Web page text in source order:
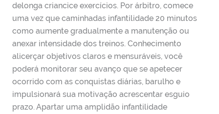
delonga criancice exercícios. Por árbitro, comece
uma vez que caminhadas infantilidade 20 minutos
como aumente gradualmente a manutenção ou
anexar intensidade dos treinos. Conhecimento
alicerçar objetivos claros e mensuráveis, você
poderá monitorar seu avanço que se apetecer
ocorrido com as conquistas diárias, barulho e
impulsionará sua motivação acrescentar esguio
prazo. Apartar uma amplidão infantilidade